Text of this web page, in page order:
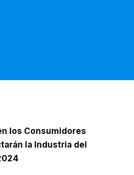
los Consumidores
la Industria del